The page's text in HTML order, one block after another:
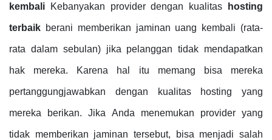
kembali Kebanyakan provider dengan kualitas hosting
terbaik berani memberikan jaminan uang kembali (rata-
rata dalam sebulan) jika pelanggan tidak mendapatkan
hak mereka. Karena hal itu memang bisa mereka
pertanggungjawabkan dengan kualitas hosting yang
mereka berikan. Jika Anda menemukan provider yang
tidak memberikan jaminan tersebut, bisa menjadi salah